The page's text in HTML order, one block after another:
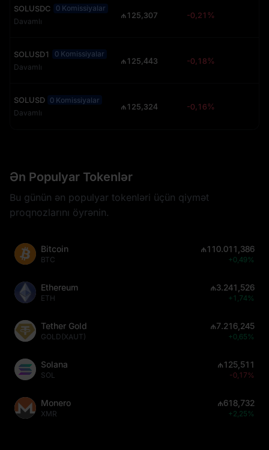
SOLUSDC 0 Komissiyalar
Davamlı
₼125,307 -0,21%
SOLUSD1
0 Komissiyalar
Davamlı
₼125,443 -0,18%
SOLUSD 0 Komissiyalar
Davamlı
₼125,324 -0,16%
Ən Populyar Tokenlər
Bu günün ən populyar tokenləri üçün qiymət
proqnozlarını öyrənin.
Bitcoin
BTC
₼110.011,386
+0,49%
Ethereum
ETH
₼3.241,526
+1,74%
Tether Gold
GOLD(XAUT)
₼7.216,245
+0,65%
Solana
SOL
₼125,511
-0,17%
Monero
XMR
₼618,732
+2,25%